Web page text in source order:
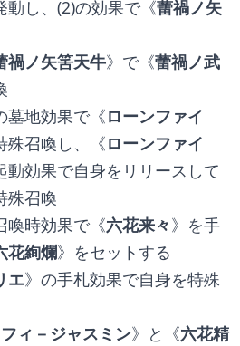
動し、(2)の効果で《蕾禍ノ矢
禍ノ矢筈天牛》で《蕾禍ノ武
墓地効果で《ローンファイ
殊召喚し、《ローンファイ
動効果で自身をリリースして
殊召喚
喚時効果で《六花来々》を手
花絢爛》をセットする
エ》の手札効果で自身を特殊
ィ－ジャスミン》と《六花精